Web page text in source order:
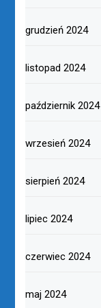
grudzień 2024
listopad 2024
październik 2024
wrzesień 2024
sierpień 2024
lipiec 2024
czerwiec 2024
maj 2024